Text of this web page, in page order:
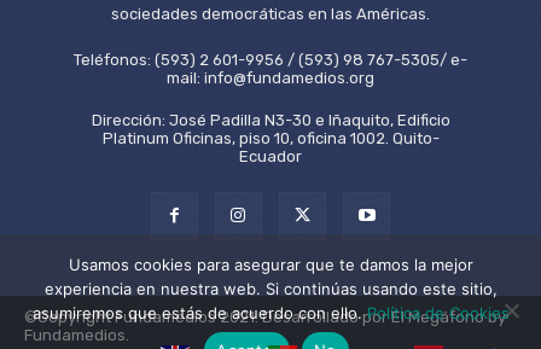
sociedades democráticas en las Américas.
Teléfonos: (593) 2 601-9956 / (593) 98 767-5305/ e-
mail: info@fundamedios.org
Dirección: José Padilla N3-30 e Iñaquito, Edificio
Platinum Oficinas, piso 10, oficina 1002. Quito-
Ecuador
©Copyright Fundamedios 2021. Desarrollado por El Megáfono by
Fundamedios.
Usamos cookies para asegurar que te damos la mejor
experiencia en nuestra web. Si continúas usando este sitio,
asumiremos que estás de acuerdo con ello.Política de Cookies